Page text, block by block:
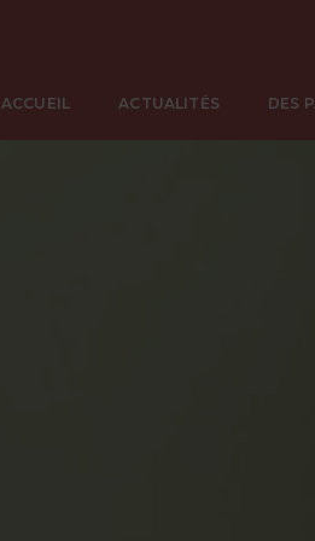
ACCUEIL ACTUALITÉS DES